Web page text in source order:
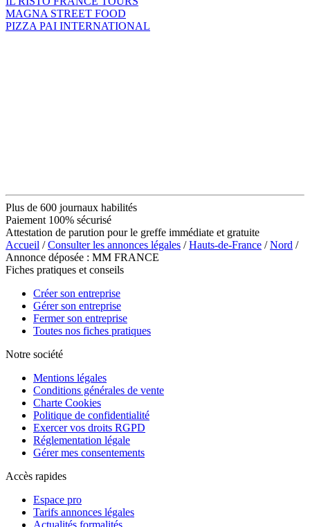
MAGNA STREET FOOD
PIZZA PAI INTERNATIONAL
Plus de 600 journaux habilités
Paiement 100% sécurisé
Attestation de parution pour le greffe immédiate et gratuite
Accueil /Consulter les annonces légales /Hauts-de-France /Nord /
Annonce déposée : MM FRANCE
Fiches pratiques et conseils
Créer son entreprise
Gérer son entreprise
Fermer son entreprise
Toutes nos fiches pratiques
Notre société
Mentions légales
Conditions générales de vente
Charte Cookies
Politique de confidentialité
Exercer vos droits RGPD
Réglementation légale
Gérer mes consentements
Accès rapides
Espace pro
Tarifs annonces légales
Actualités formalités